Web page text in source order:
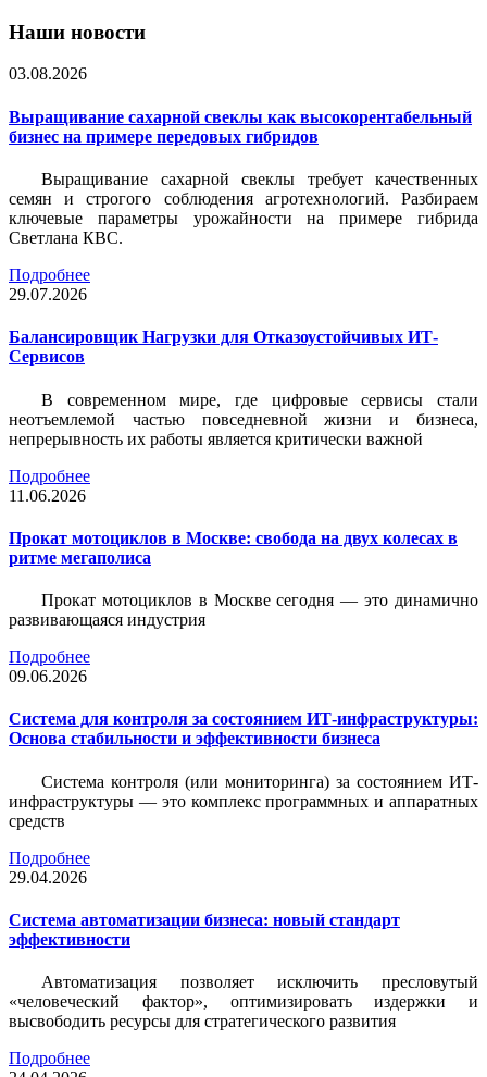
Наши новости
03.08.2026
Выращивание сахарной свеклы как высокорентабельный
бизнес на примере передовых гибридов
Выращивание сахарной свеклы требует качественных
семян и строгого соблюдения агротехнологий. Разбираем
ключевые параметры урожайности на примере гибрида
Светлана КВС.
Подробнее
29.07.2026
Балансировщик Нагрузки для Отказоустойчивых ИТ-
Сервисов
В современном мире, где цифровые сервисы стали
неотъемлемой частью повседневной жизни и бизнеса,
непрерывность их работы является критически важной
Подробнее
11.06.2026
Прокат мотоциклов в Москве: свобода на двух колесах в
ритме мегаполиса
Прокат мотоциклов в Москве сегодня — это динамично
развивающаяся индустрия
Подробнее
09.06.2026
Система для контроля за состоянием ИТ-инфраструктуры:
Основа стабильности и эффективности бизнеса
Система контроля (или мониторинга) за состоянием ИТ-
инфраструктуры — это комплекс программных и аппаратных
средств
Подробнее
29.04.2026
Система автоматизации бизнеса: новый стандарт
эффективности
Автоматизация позволяет исключить пресловутый
«человеческий фактор», оптимизировать издержки и
высвободить ресурсы для стратегического развития
Подробнее